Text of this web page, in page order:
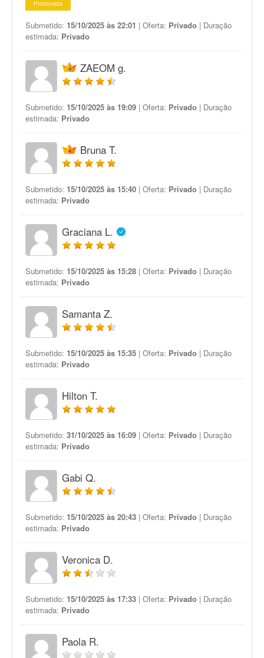
Promovida
Submetido: 15/10/2025 às 22:01 | Oferta: Privado | Duração
estimada: Privado
ZAEOM g.
Submetido: 15/10/2025 às 19:09 | Oferta: Privado | Duração
estimada: Privado
Bruna T.
Submetido: 15/10/2025 às 15:40 | Oferta: Privado | Duração
estimada: Privado
Graciana L.
Submetido: 15/10/2025 às 15:28 | Oferta: Privado | Duração
estimada: Privado
Samanta Z.
Submetido: 15/10/2025 às 15:35 | Oferta: Privado | Duração
estimada: Privado
Hilton T.
Submetido: 31/10/2025 às 16:09 | Oferta: Privado | Duração
estimada: Privado
Gabi Q.
Submetido: 15/10/2025 às 20:43 | Oferta: Privado | Duração
estimada: Privado
Veronica D.
Submetido: 15/10/2025 às 17:33 | Oferta: Privado | Duração
estimada: Privado
Paola R.